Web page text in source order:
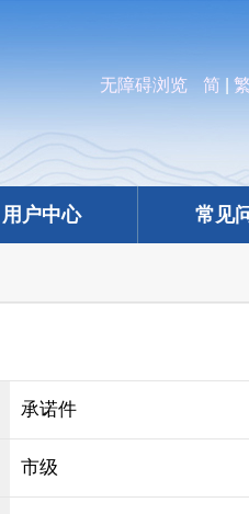
无障碍浏览 简 繁
用户中心 常见
承诺件
市级